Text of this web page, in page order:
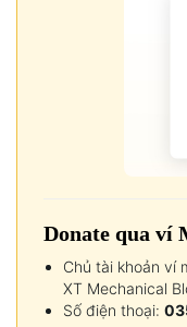
Donate qua ví
Chủ tài khoản ví
XT Mechanical
Số điện thoại: